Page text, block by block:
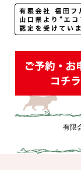
有限